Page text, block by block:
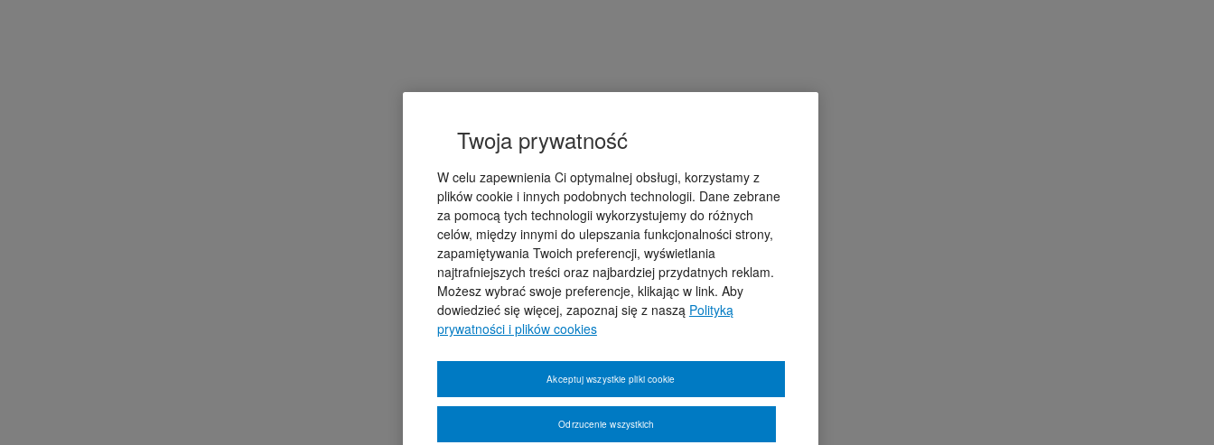
Twoja prywatność
W celu zapewnienia Ci optymalnej obsługi, korzystamy z
plików cookie i innych podobnych technologii. Dane zebrane
za pomocą tych technologii wykorzystujemy do różnych
celów, między innymi do ulepszania funkcjonalności strony,
zapamiętywania Twoich preferencji, wyświetlania
najtrafniejszych treści oraz najbardziej przydatnych reklam.
Możesz wybrać swoje preferencje, klikając w link. Aby
dowiedzieć się więcej, zapoznaj się z naszą Polityką
prywatności i plików cookies
Odrzucenie wszystkich
Akceptuj wszystkie pliki cookie